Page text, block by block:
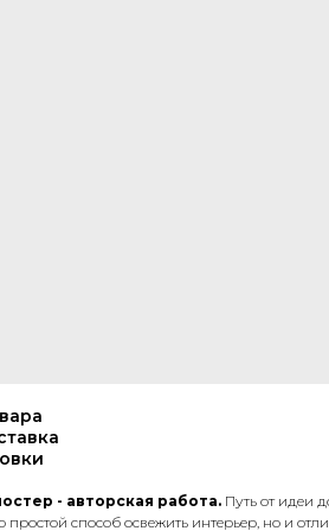
- авторская работа. Путь от идеи
простой способ освежить интерьер, но и